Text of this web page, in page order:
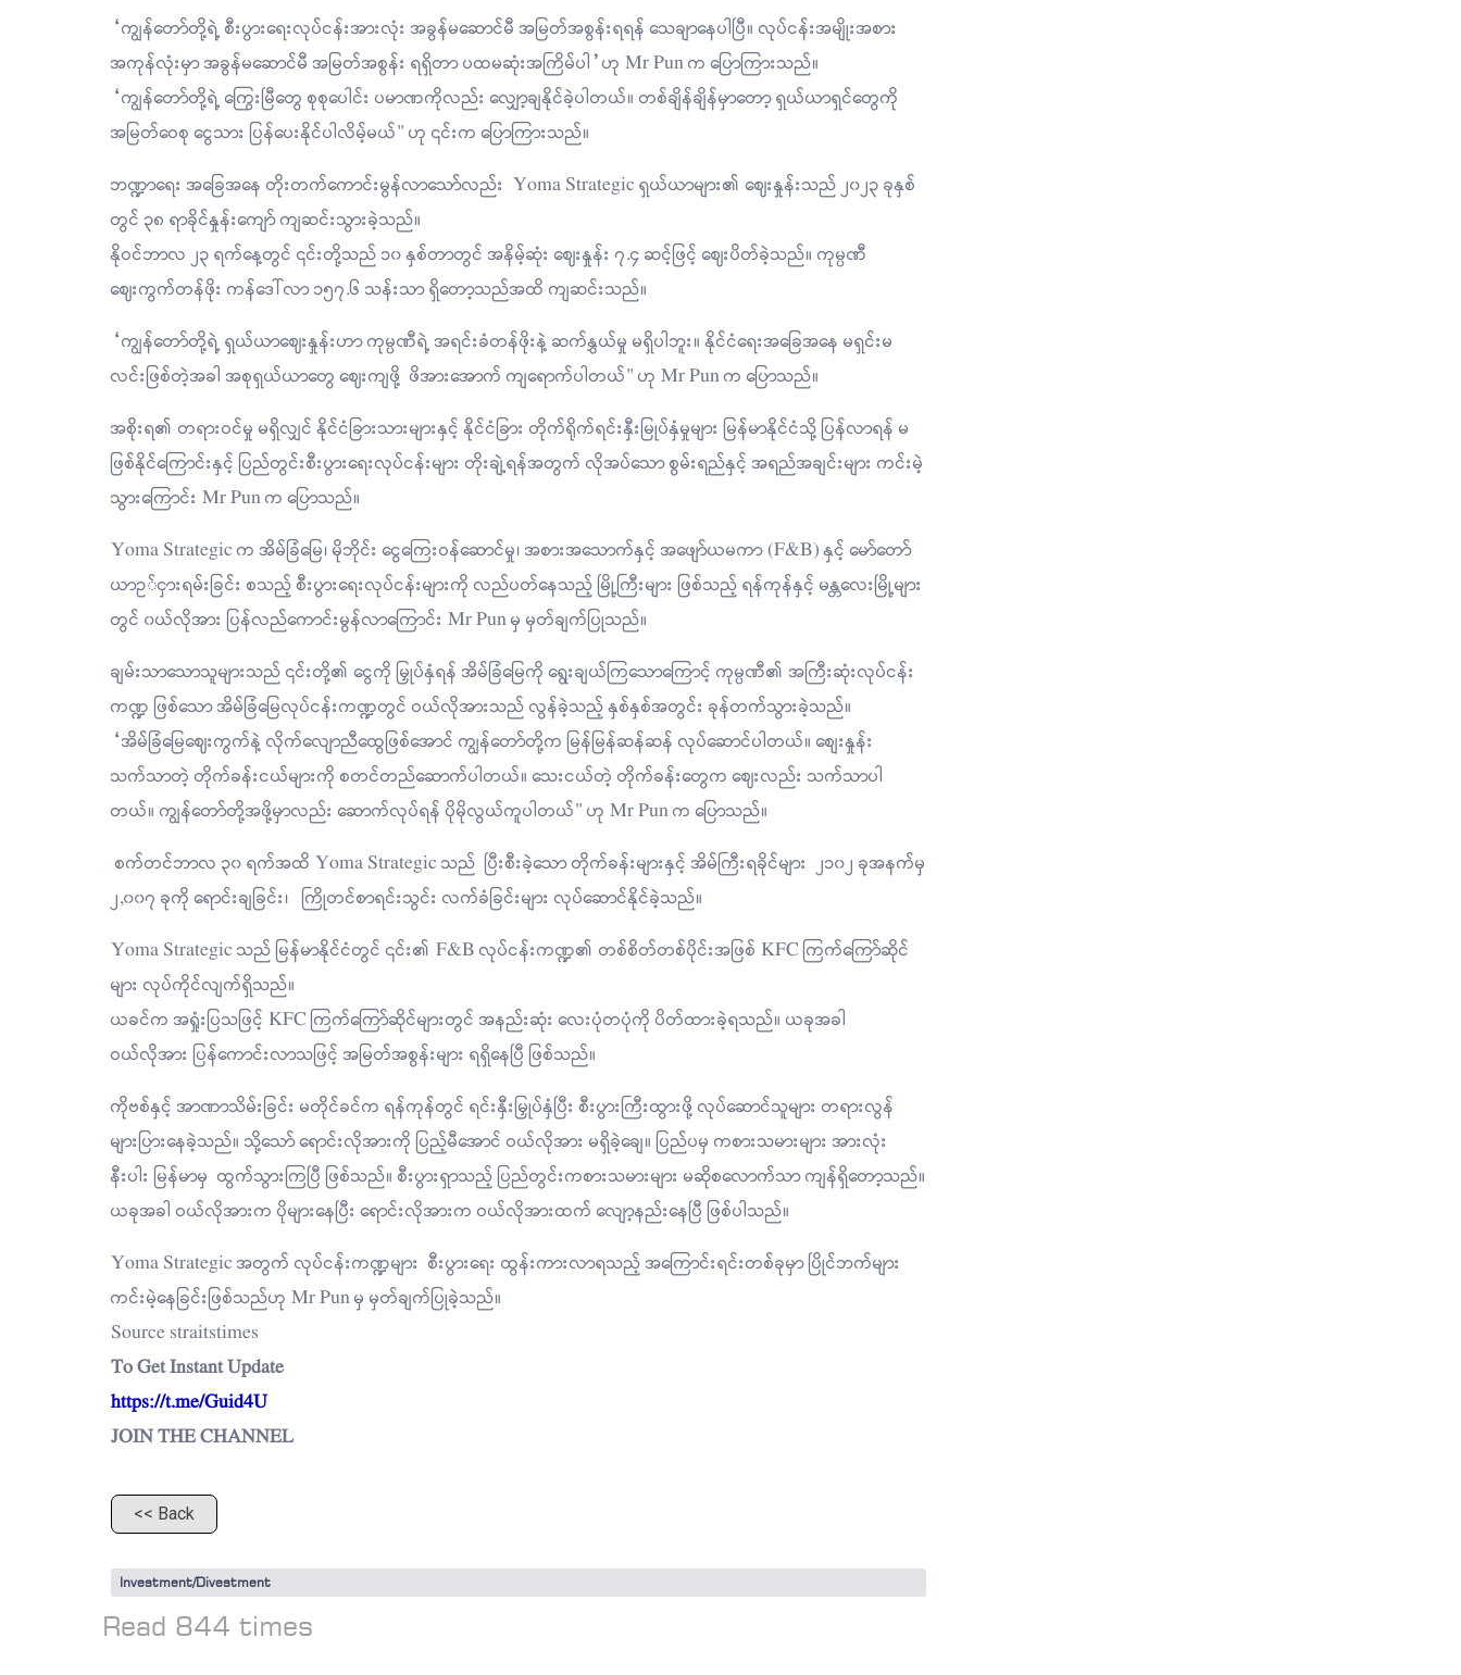
“ကျွန်တော်တို့ရဲ့ စီးပွားရေးလုပ်ငန်းအားလုံး အခွန်မဆောင်မီ အမြတ်အစွန်းရရန် သေချာနေပါပြီ။ လုပ်ငန်းအမျိုးအစား
အကုန်လုံးမှာ အခွန်မဆောင်မီ အမြတ်အစွန်း ရရှိတာ ပထမဆုံးအကြိမ်ပါ”ဟု Mr Pun က ပြောကြားသည်။
“ကျွန်တော်တို့ရဲ့ ကြွေးမြီတွေ စုစုပေါင်း ပမာဏကိုလည်း လျှော့ချနိုင်ခဲ့ပါတယ်။ တစ်ချိန်ချိန်မှာတော့ ရှယ်ယာရှင်တွေကို
အမြတ်ဝေစု ငွေသား ပြန်ပေးနိုင်ပါလိမ့်မယ်" ဟု ၎င်းက ပြောကြားသည်။
ဘဏ္ဍာရေး အခြေအနေ တိုးတက်ကောင်းမွန်လာသော်လည်း Yoma Strategic ရှယ်ယာများ၏ ဈေးနှုန်းသည် ၂၀၂၃ ခုနှစ်
တွင် ၃၈ ရာခိုင်နှုန်းကျော် ကျဆင်းသွားခဲ့သည်။
နိုဝင်ဘာလ ၂၃ ရက်နေ့တွင် ၎င်းတို့သည် ၁၀ နှစ်တာတွင် အနိမ့်ဆုံး ဈေးနှုန်း ၇.၄ ဆင့်ဖြင့် ဈေးပိတ်ခဲ့သည်။ ကုမ္ပဏီ
ဈေးကွက်တန်ဖိုး ကန်ဒေါ်လာ ၁၅၇.၆ သန်းသာ ရှိတော့သည်အထိ ကျဆင်းသည်။
“ကျွန်တော်တို့ရဲ့ ရှယ်ယာဈေးနှုန်းဟာ ကုမ္ပဏီရဲ့ အရင်းခံတန်ဖိုးနဲ့ ဆက်နွှယ်မှု မရှိပါဘူး။ နိုင်ငံရေးအခြေအနေ မရှင်းမ
လင်းဖြစ်တဲ့အခါ အစုရှယ်ယာတွေ ဈေးကျဖို့ ဖိအားအောက် ကျရောက်ပါတယ်" ဟု Mr Pun က ပြောသည်။
အစိုးရ၏ တရားဝင်မှု မရှိလျှင် နိုင်ငံခြားသားများနှင့် နိုင်ငံခြား တိုက်ရိုက်ရင်းနှီးမြုပ်နှံမှုများ မြန်မာနိုင်ငံသို့ ပြန်လာရန် မ
ဖြစ်နိုင်ကြောင်းနှင့် ပြည်တွင်းစီးပွားရေးလုပ်ငန်းများ တိုးချဲ့ရန်အတွက် လိုအပ်သော စွမ်းရည်နှင့် အရည်အချင်းများ ကင်းမဲ့
သွားကြောင်း Mr Pun က ပြောသည်။
Yoma Strategic က အိမ်ခြံမြေ၊ မိုဘိုင်း ငွေကြေးဝန်ဆောင်မှု၊ အစားအသောက်နှင့် အဖျော်ယမကာ (F&B) နှင့် မော်တော်
ယာဥ်ငှားရမ်းခြင်း စသည့် စီးပွားရေးလုပ်ငန်းများကို လည်ပတ်နေသည့် မြို့ကြီးများ ဖြစ်သည့် ရန်ကုန်နှင့် မန္တလေးမြို့များ
တွင် ၀ယ်လိုအား ပြန်လည်ကောင်းမွန်လာကြောင်း Mr Pun မှ မှတ်ချက်ပြုသည်။
ချမ်းသာသောသူများသည် ၎င်းတို့၏ ငွေကို မြှုပ်နှံရန် အိမ်ခြံမြေကို ရွေးချယ်ကြသောကြောင့် ကုမ္ပဏီ၏ အကြီးဆုံးလုပ်ငန်း
ကဏ္ဍ ဖြစ်သော အိမ်ခြံမြေလုပ်ငန်းကဏ္ဍတွင် ဝယ်လိုအားသည် လွန်ခဲ့သည့် နှစ်နှစ်အတွင်း ခုန်တက်သွားခဲ့သည်။
“အိမ်ခြံမြေဈေးကွက်နဲ့ လိုက်လျောညီထွေဖြစ်အောင် ကျွန်တော်တို့က မြန်မြန်ဆန်ဆန် လုပ်‌ဆောင်ပါတယ်။ စျေးနှုန်း
သက်သာတဲ့ တိုက်ခန်းငယ်များကို စတင်တည်ဆောက်ပါတယ်။ သေးငယ်တဲ့ တိုက်ခန်းတွေက ဈေးလည်း သက်သာပါ
တယ်။ ကျွန်တော်တို့အဖို့မှာလည်း ဆောက်လုပ်ရန် ပိုမိုလွယ်ကူပါတယ်" ဟု Mr Pun က ပြောသည်။
စက်တင်ဘာလ ၃၀ ရက်အထိ Yoma Strategic သည် ပြီးစီးခဲ့သော တိုက်ခန်းများနှင့် အိမ်ကြီးရခိုင်များ ၂၁၀၂ ခုအနက်မှ
၂,၀၀၇ ခုကို ရောင်းချခြင်း၊ ကြိုတင်စာရင်းသွင်း လက်ခံခြင်းများ လုပ်ဆောင်နိုင်ခဲ့သည်။
Yoma Strategic သည် မြန်မာနိုင်ငံတွင် ၎င်း၏ F&B လုပ်ငန်းကဏ္ဍ၏ တစ်စိတ်တစ်ပိုင်းအဖြစ် KFC ကြက်ကြော်ဆိုင်
များ လုပ်ကိုင်လျက်ရှိသည်။
ယခင်က အရှုံးပြသဖြင့် KFC ကြက်ကြော်ဆိုင်များတွင် အနည်းဆုံး လေးပုံတပုံကို ပိတ်ထားခဲ့ရသည်။ ယခုအခါ
ဝယ်လိုအား ပြန်ကောင်းလာသဖြင့် အမြတ်အစွန်းများ ရရှိနေပြီ ဖြစ်သည်။
ကိုဗစ်နှင့် အာဏာသိမ်းခြင်း မတိုင်ခင်က ရန်ကုန်တွင် ရင်းနှီးမြှုပ်နှံပြီး စီးပွားကြီးထွားဖို့ လုပ်ဆောင်သူများ တရားလွန်
များပြားနေခဲ့သည်။ သို့သော် ရောင်းလိုအားကို ပြည့်မီအောင် ဝယ်လိုအား မရှိခဲ့ချေ။ ပြည်ပမှ ကစားသမားများ အားလုံး
နီးပါး မြန်မာမှ ထွက်သွားကြပြီ ဖြစ်သည်။ စီးပွားရှာသည့် ပြည်တွင်းကစားသမားများ မဆိုစလောက်သာ ကျန်ရှိတော့သည်။
ယခုအခါ ဝယ်လိုအားက ပိုများနေပြီး ရောင်းလိုအားက ဝယ်လိုအားထက် လျော့နည်းနေပြီ ဖြစ်ပါသည်။
Yoma Strategic အတွက် လုပ်ငန်းကဏ္ဍများ စီးပွားရေး ထွန်းကားလာရသည့် အကြောင်းရင်းတစ်ခုမှာ ပြိုင်ဘက်များ
ကင်းမဲ့နေခြင်းဖြစ်သည်ဟု Mr Pun မှ မှတ်ချက်ပြုခဲ့သည်။
Source straitstimes
To Get Instant Update
https://t.me/Guid4U
JOIN THE CHANNEL
<< Back
Investment/Divestment
Read 844 times